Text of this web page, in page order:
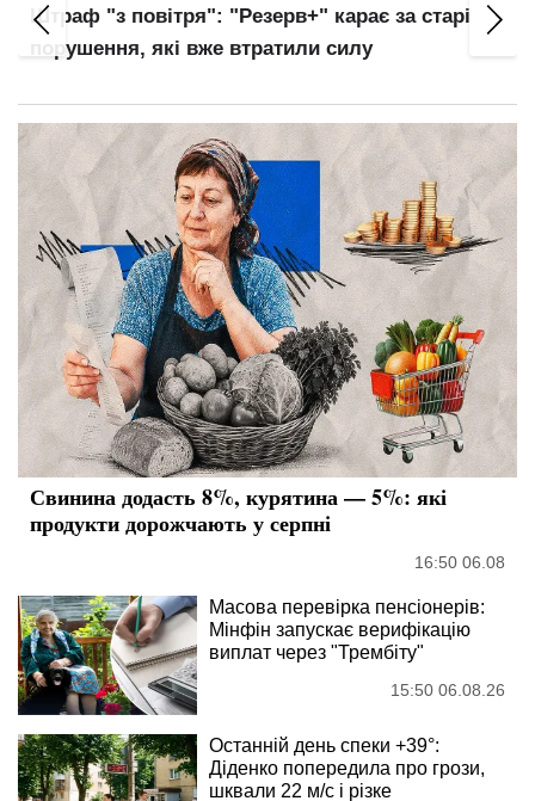
Українців автоматично внесуть до баз ТЦК:
нові правила військового обліку
Свинина додасть 8%, курятина — 5%: які
продукти дорожчають у серпні
16:50 06.08
Масова перевірка пенсіонерів:
Мінфін запускає верифікацію
виплат через "Трембіту"
15:50 06.08.26
Останній день спеки +39°:
Діденко попередила про грози,
шквали 22 м/с і різке